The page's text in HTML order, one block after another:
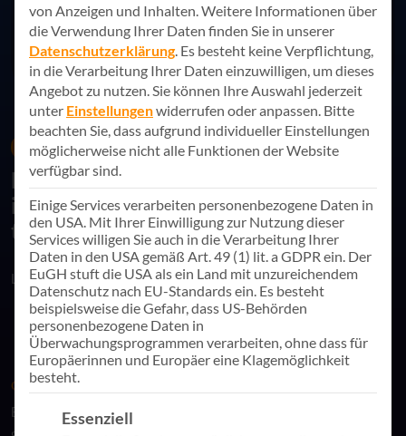
Online-Event 23. Oktober 2025
Datenbasierte Entscheidungen mit
interaktiven Power BI Dashboards
treffen
Link teilen
ONLINE-SESSION
Erfahren Sie, wie Sie interaktive Dashboards mit Power BI
von Anzeigen und Inhalten.Weitere Informationen über
die Verwendung Ihrer Daten finden Sie in unserer
Datenschutzerklärung. Es besteht keine Verpflichtung,
in die Verarbeitung Ihrer Daten einzuwilligen, um dieses
Angebot zu nutzen.Sie können Ihre Auswahl jederzeit
unter Einstellungenwiderrufen oder anpassen. Bitte
beachten Sie, dass aufgrund individueller Einstellungen
möglicherweise nicht alle Funktionen der Website
verfügbar sind.
Einige Services verarbeiten personenbezogene Daten in
den USA. Mit Ihrer Einwilligung zur Nutzung dieser
Services willigen Sie auch in die Verarbeitung Ihrer
Daten in den USA gemäß Art. 49 (1) lit. a GDPR ein. Der
EuGH stuft die USA als ein Land mit unzureichendem
Datenschutz nach EU-Standards ein. Es besteht
beispielsweise die Gefahr, dass US-Behörden
personenbezogene Daten in
Überwachungsprogrammen verarbeiten, ohne dass für
Europäerinnen und Europäer eine Klagemöglichkeit
besteht.
Es folgt eine Liste der Service-Gruppen, für die eine
Essenziell